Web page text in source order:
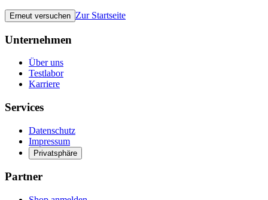
Erneut versuchen Zur Startseite
Unternehmen
Über uns
Testlabor
Karriere
Services
Datenschutz
Impressum
Privatsphäre
Partner